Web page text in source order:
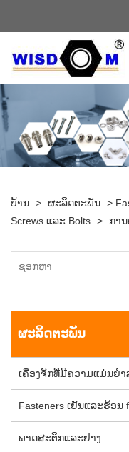
ບ້ານ > ຜະລິດຕະພັນ >
Screws ແລະ Bolts > ກາ
ຜະລິດຕະພັນ
ເຄື່ອງຈັກທີ່ມີຄວາມແມ່ນຍໍາ
Fasteners ເຢັນແລະຮ້ອນ
ພາດສະຕິກແລະຢາງ